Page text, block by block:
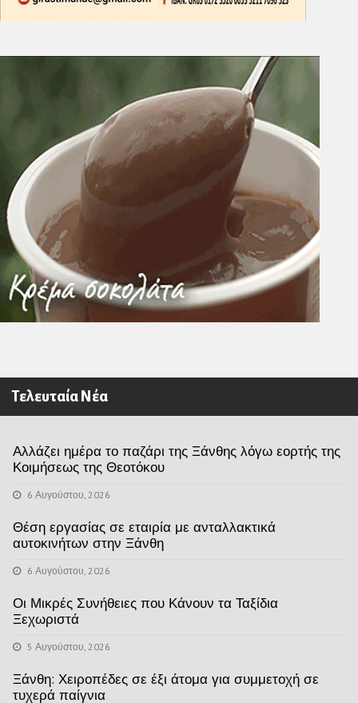
Τελευταία Νέα
Αλλάζει ημέρα το παζάρι της Ξάνθης λόγω εορτής της
Κοιμήσεως της Θεοτόκου
6 Αυγούστου, 2026
Θέση εργασίας σε εταιρία με ανταλλακτικά
αυτοκινήτων στην Ξάνθη
6 Αυγούστου, 2026
Οι Μικρές Συνήθειες που Κάνουν τα Ταξίδια
Ξεχωριστά
5 Αυγούστου, 2026
Ξάνθη: Χειροπέδες σε έξι άτομα για συμμετοχή σε
τυχερά παίγνια